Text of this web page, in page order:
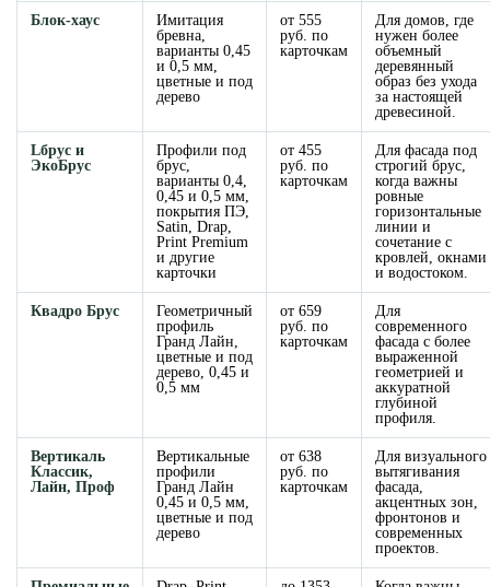
Блок-хаус
Имитация
бревна,
варианты 0,45
и 0,5 мм,
цветные и под
дерево
от 555
руб. по
карточкам
Для домов, где
нужен более
объемный
деревянный
образ без ухода
за настоящей
древесиной.
Lбрус и
ЭкоБрус
Профили под
брус,
варианты 0,4,
0,45 и 0,5 мм,
покрытия ПЭ,
Satin, Drap,
Print Premium
и другие
карточки
от 455
руб. по
карточкам
Для фасада под
строгий брус,
когда важны
ровные
горизонтальные
линии и
сочетание с
кровлей, окнами
и водостоком.
Квадро Брус
Геометричный
профиль
Гранд Лайн,
цветные и под
дерево, 0,45 и
0,5 мм
от 659
руб. по
карточкам
Для
современного
фасада с более
выраженной
геометрией и
аккуратной
глубиной
профиля.
Вертикаль
Классик,
Лайн, Проф
Вертикальные
профили
Гранд Лайн
0,45 и 0,5 мм,
цветные и под
дерево
от 638
руб. по
карточкам
Для визуального
вытягивания
фасада,
акцентных зон,
фронтонов и
современных
проектов.